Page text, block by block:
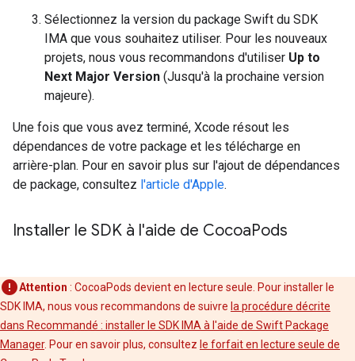
Sélectionnez la version du package Swift du SDK
IMA que vous souhaitez utiliser. Pour les nouveaux
projets, nous vous recommandons d'utiliser Up to
Next Major Version (Jusqu'à la prochaine version
majeure).
Une fois que vous avez terminé, Xcode résout les
dépendances de votre package et les télécharge en
arrière-plan. Pour en savoir plus sur l'ajout de dépendances
de package, consultez l'article d'Apple.
Installer le SDK à l'aide de CocoaPods
Attention : CocoaPods devient en lecture seule. Pour installer le
SDK IMA, nous vous recommandons de suivre la procédure décrite
dans Recommandé : installer le SDK IMA à l'aide de Swift Package
Manager. Pour en savoir plus, consultez le forfait en lecture seule de